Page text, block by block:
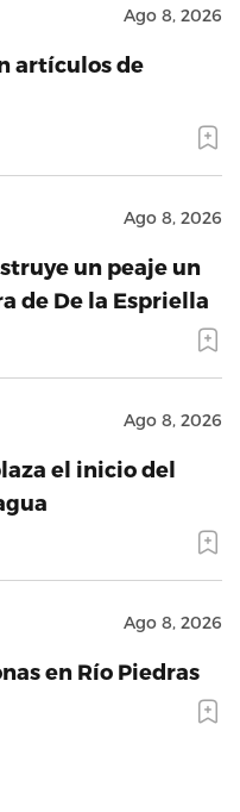
Ago 8, 2026
artículos de
Ago 8, 2026
un peaje un
de De la Espriella
Ago 8, 2026
el inicio del
Ago 8, 2026
en Río Piedras